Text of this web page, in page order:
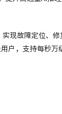
现故障定位、
户，支持每秒万